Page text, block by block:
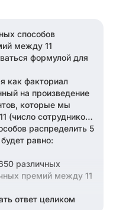
способов
между 11
формулой для
как факториал
на произведение
которые мы
(число сотрудников)
распределить 5
равно:
различных
премий между 11
ответ целиком